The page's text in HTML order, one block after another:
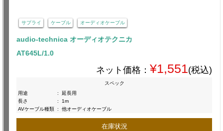
サプライ ケーブル オーディオケーブル
audio-technica オーディオテクニカ
AT645L/1.0
ネット価格： ¥1,551(税込)
スペック
用途
:
延長用
長さ
:
1m
AVケーブル種類 : 他オーディオケーブル
在庫状況